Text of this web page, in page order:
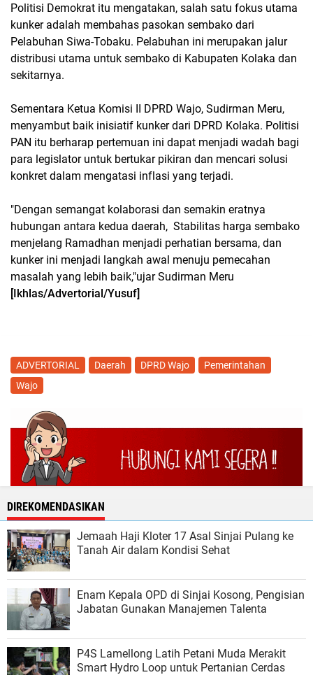
Politisi Demokrat itu mengatakan, salah satu fokus utama
kunker adalah membahas pasokan sembako dari
Pelabuhan Siwa-Tobaku. Pelabuhan ini merupakan jalur
distribusi utama untuk sembako di Kabupaten Kolaka dan
sekitarnya.
Sementara Ketua Komisi II DPRD Wajo, Sudirman Meru,
menyambut baik inisiatif kunker dari DPRD Kolaka. Politisi
PAN itu berharap pertemuan ini dapat menjadi wadah bagi
para legislator untuk bertukar pikiran dan mencari solusi
konkret dalam mengatasi inflasi yang terjadi.
"Dengan semangat kolaborasi dan semakin eratnya
hubungan antara kedua daerah, Stabilitas harga sembako
menjelang Ramadhan menjadi perhatian bersama, dan
kunker ini menjadi langkah awal menuju pemecahan
masalah yang lebih baik,"ujar Sudirman Meru
[Ikhlas/Advertorial/Yusuf]
ADVERTORIAL Daerah DPRD Wajo
Pemerintahan
Wajo
DIREKOMENDASIKAN
Jemaah Haji Kloter 17 Asal Sinjai Pulang ke
Tanah Air dalam Kondisi Sehat
Enam Kepala OPD di Sinjai Kosong, Pengisian
Jabatan Gunakan Manajemen Talenta
P4S Lamellong Latih Petani Muda Merakit
Smart Hydro Loop untuk Pertanian Cerdas